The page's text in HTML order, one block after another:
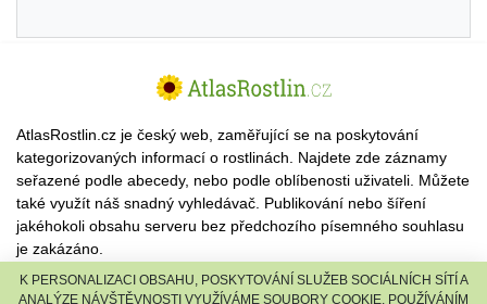
AtlasRostlin.cz je český web, zaměřující se na poskytování
kategorizovaných informací o rostlinách. Najdete zde záznamy
seřazené podle abecedy, nebo podle oblíbenosti uživateli. Můžete
také využít náš snadný vyhledávač. Publikování nebo šíření
jakéhokoli obsahu serveru bez předchozího písemného souhlasu
je zakázáno.
© 2026 AtlasRostlin.cz |TISCALI MEDIA, a.s.|Člen skupiny
K PERSONALIZACI OBSAHU, POSKYTOVÁNÍ SLUŽEB SOCIÁLNÍCH SÍTÍ A
ANALÝZE NÁVŠTĚVNOSTI VYUŽÍVÁME SOUBORY COOKIE. POUŽÍVÁNÍM